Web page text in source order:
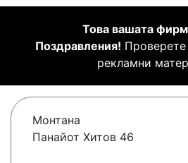
Това вашата
Поздравления!
рекламни
Монтана
Панайот Хитов 46